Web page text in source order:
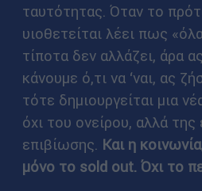
ταυτότητας. Όταν το
υιοθετείται λέει πως
τίποτα δεν αλλάζει, άρα
κάνουμε ό,τι να ‘ναι, ας
τότε δημιουργείται μια
όχι του ονείρου, αλλά της
επιβίωσης. Και η
μόνο το sold out. Όχι το